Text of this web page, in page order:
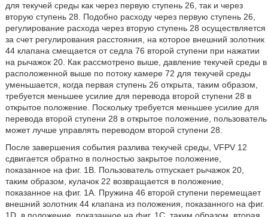
для текучей среды как через первую ступень 26, так и через
вторую ступень 28. Подобно расходу через первую ступень 26,
регулирование расхода через вторую ступень 28 осуществляется
за счет регулирования расстояния, на которое внешний золотник
44 клапана смещается от седла 76 второй ступени при нажатии
на рычажок 20. Как рассмотрено выше, давление текучей среды в
расположенной выше по потоку камере 72 для текучей среды
уменьшается, когда первая ступень 26 открыта, таким образом,
требуется меньшее усилие для перевода второй ступени 28 в
открытое положение. Поскольку требуется меньшее усилие для
перевода второй ступени 28 в открытое положение, пользователь
может лучше управлять переводом второй ступени 28.
После завершения события разлива текучей среды, VFPV 12
сдвигается обратно в полностью закрытое положение,
показанное на фиг. 1B. Пользователь отпускает рычажок 20,
таким образом, кулачок 22 возвращается в положение,
показанное на фиг. 1A. Пружина 46 второй ступени перемещает
внешний золотник 44 клапана из положения, показанного на фиг.